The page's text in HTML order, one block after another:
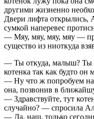
другими жизненно
Двери лифта открылись,
сумкой наперевес
— Мяу, мяу, мяу, мяу —
существо из ниоткуда
— Ты откуда, малыш? Ты
котенка так как будто он
— Ну что ж попробуем
она, позвонив в
— Здравствуйте, тут
случайно? — спросила
— Да, наш, только